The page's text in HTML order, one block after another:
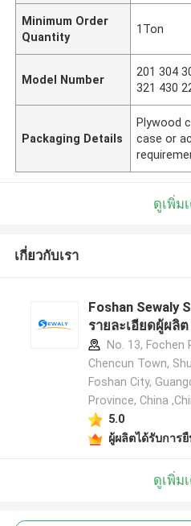
Minimum Order
Quantity
1Ton
Model Number
201 304
321 430
Packaging Details
Plywood
case or
ดูเพิ่ม
เกี่ยวกับเรา
Foshan Sewaly
รายละเอียดผู้ผลิต
No. 13, Fochen
Chencun Town,
Foshan City,
Province, China
5.0
ผู้ผลิตได้รับการ
ดูเพิ่ม